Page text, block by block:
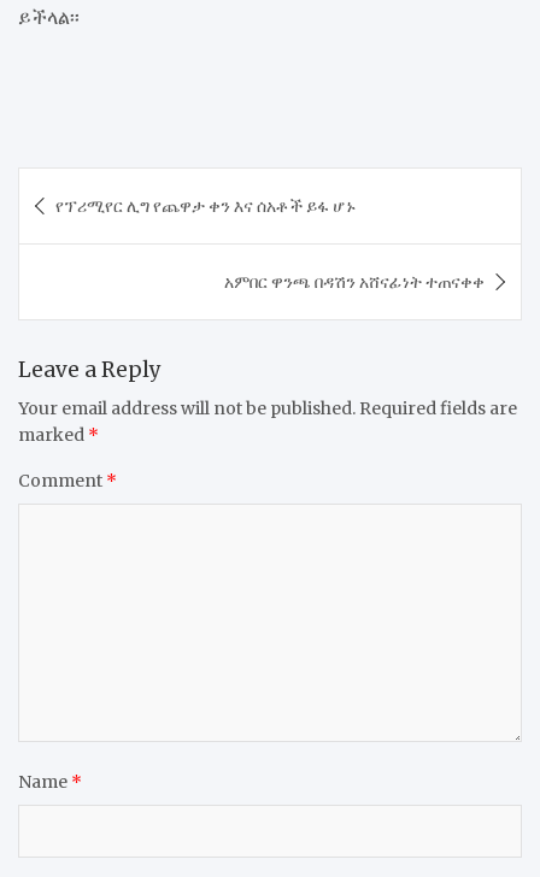
ይችላል፡፡
navigation
የፕሪሚየር ሊግ የጨዋታ ቀን እና ሰአቶች ይፋ ሆኑ
አምበር ዋንጫ በዳሽን አሸናፊነት ተጠናቀቀ
Leave a Reply
Your email address will not be published. Required fields are
marked *
Comment *
Name *